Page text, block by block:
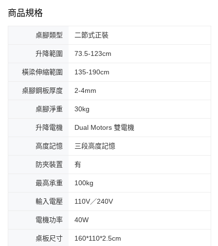
商品規格
桌腳類型 二節式正裝
升降範圍 73.5-123cm
橫梁伸縮範圍 135-190cm
桌腳鋼板厚度 2-4mm
桌腳淨重 30kg
升降電機 Dual Motors 雙電機
高度記憶 三段高度記憶
防夾裝置 有
最高承重 100kg
輸入電壓 110V／240V
電機功率 40W
桌板尺寸 160*110*2.5cm